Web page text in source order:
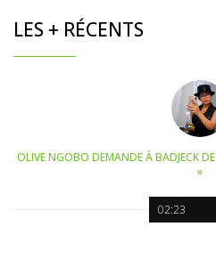
LES + RÉCENTS
02:23
OLIVE NGOBO DEMANDE À BADJECK
»